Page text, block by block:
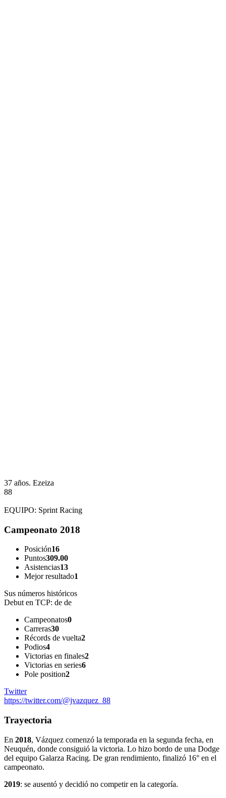
37 años. Ezeiza
88
EQUIPO: Sprint Racing
Campeonato 2018
Posición16
Puntos309.00
Asistencias13
Mejor resultado1
Sus números históricos
Debut en TCP: de de
Campeonatos0
Carreras30
Récords de vuelta2
Podios4
Victorias en finales2
Victorias en series6
Pole position2
Twitter
https://twitter.com/@jvazquez_88
Trayectoria
En 2018, Vázquez comenzó la temporada en la segunda fecha, en
Neuquén, donde consiguió la victoria. Lo hizo bordo de una Dodge
del equipo Galarza Racing. De gran rendimiento, finalizó 16° en el
campeonato.
2019: se ausentó y decidió no competir en la categoría.